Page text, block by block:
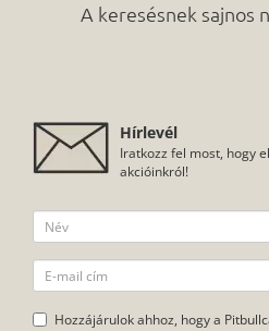
A keresésnek sajnos
Hírlevél
Iratkozz fel most, hogy
akcióinkról!
Hozzájárulok ahhoz, hogy a